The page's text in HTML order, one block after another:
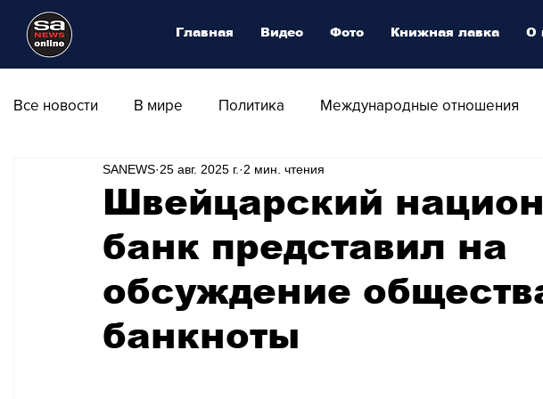
Все новости В мире Политика Международные отношения
Общество Армия Аналитика
Транспорт Культура Магия искусства Swiss Афиша
Швейцарский
банк представил на
обсуждение
банкноты
SANEWS 25 авг. 2025 г. 2 мин. чтения
Главная Видео Фото Книжная лавка О